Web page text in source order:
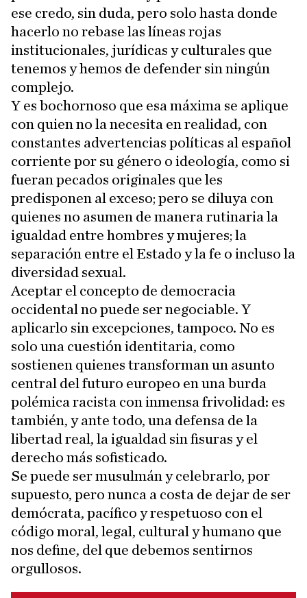
ese credo, sin duda, pero solo hasta donde
hacerlo no rebase las líneas rojas
institucionales, jurídicas y culturales que
tenemos y hemos de defender sin ningún
complejo.
Y es bochornoso que esa máxima se aplique
con quien no la necesita en realidad, con
constantes advertencias políticas al español
corriente por su género o ideología, como si
fueran pecados originales que les
predisponen al exceso; pero se diluya con
quienes no asumen de manera rutinaria la
igualdad entre hombres y mujeres; la
separación entre el Estado y la fe o incluso la
diversidad sexual.
Aceptar el concepto de democracia
occidental no puede ser negociable. Y
aplicarlo sin excepciones, tampoco. No es
solo una cuestión identitaria, como
sostienen quienes transforman un asunto
central del futuro europeo en una burda
polémica racista con inmensa frivolidad: es
también, y ante todo, una defensa de la
libertad real, la igualdad sin fisuras y el
derecho más sofisticado.
Se puede ser musulmán y celebrarlo, por
supuesto, pero nunca a costa de dejar de ser
demócrata, pacífico y respetuoso con el
código moral, legal, cultural y humano que
nos define, del que debemos sentirnos
orgullosos.